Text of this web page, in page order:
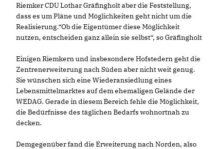
Riemker CDU Lothar Gräfingholt aber die Feststellung,
dass es um Pläne und Möglichkeiten geht nicht um die
Realisierung.“Ob die Eigentümer diese Möglichkeit
nutzen, entscheiden ganz allein sie selbst“, so Gräfingholt
Einigen Riemkern und insbesondere Hofstedern geht die
Zentrenerweiterung nach Süden aber nicht weit genug.
Sie wünschen sich eine Wiederansiedlung eines
Lebensmittelmarktes auf dem ehemaligen Gelände der
WEDAG. Gerade in diesem Bereich fehle die Möglichkeit,
die Bedürfnisse des täglichen Bedarfs wohnortnah zu
decken.
Demgegenüber fand die Erweiterung nach Norden, also